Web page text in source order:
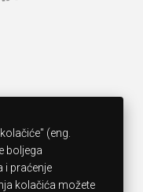
(eng.
boljega
i praćenje
kolačića možete